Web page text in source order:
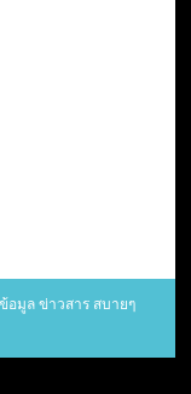
ข้อมูล ข่าวสาร สบายๆ